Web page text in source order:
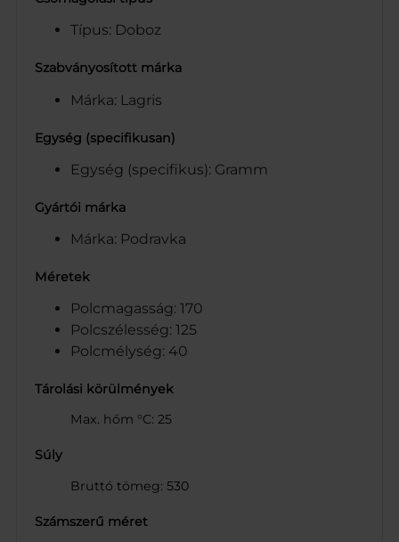
Típus: Doboz
Szabványosított márka
Márka: Lagris
Egység (specifikusan)
Egység (specifikus): Gramm
Gyártói márka
Márka: Podravka
Méretek
Polcmagasság: 170
Polcszélesség: 125
Polcmélység: 40
Tárolási körülmények
Max. hőm °C: 25
Súly
Bruttó tömeg: 530
Számszerű méret